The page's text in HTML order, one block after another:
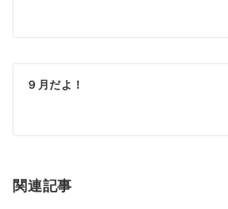
ビ
ゲ
シ
ン
９月だよ！
関連記事